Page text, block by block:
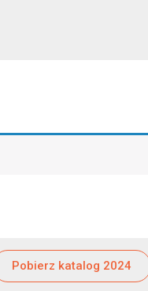
Pobierz katalog 2024